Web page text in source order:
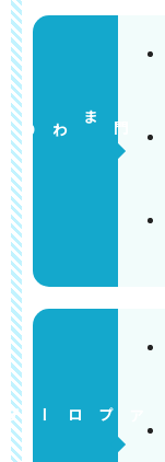
門まわり
アプローチ